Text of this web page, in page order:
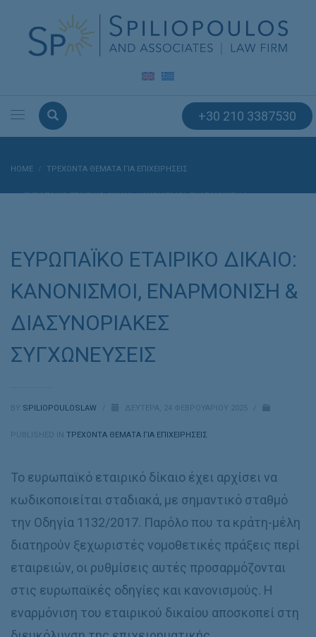
+30 210 3387530
HOME ΤΡΕΧΟΝΤΑ ΘΕΜΑΤΑ ΓΙΑ ΕΠΙΧΕΙΡΗΣΕΙΣ
ΕΥΡΩΠΑΪΚΟ ΕΤΑΙΡΙΚΟ ΔΙΚΑΙΟ: ΚΑΝΟΝΙΣΜΟΙ, ΕΝΑΡΜΟΝΙΣΗ &
ΕΥΡΩΠΑΪΚΟ ΕΤΑΙΡΙΚΟ ΔΙΚΑΙΟ:
ΚΑΝΟΝΙΣΜΟΙ, ΕΝΑΡΜΟΝΙΣΗ &
ΔΙΑΣΥΝΟΡΙΑΚΕΣ
ΣΥΓΧΩΝΕΥΣΕΙΣ
BY SPILIOPOULOSLAW ΔΕΥΤΈΡΑ, 24 ΦΕΒΡΟΥΑΡΊΟΥ 2025
PUBLISHED IN ΤΡΕΧΟΝΤΑ ΘΕΜΑΤΑ ΓΙΑ ΕΠΙΧΕΙΡΗΣΕΙΣ
Το ευρωπαϊκό εταιρικό δίκαιο έχει αρχίσει να
κωδικοποιείται σταδιακά, με σημαντικό σταθμό
την Οδηγία 1132/2017. Παρόλο που τα κράτη-μέλη
διατηρούν ξεχωριστές νομοθετικές πράξεις περί
εταιρειών, οι ρυθμίσεις αυτές προσαρμόζονται
στις ευρωπαϊκές οδηγίες και κανονισμούς. Η
εναρμόνιση του εταιρικού δικαίου αποσκοπεί στη